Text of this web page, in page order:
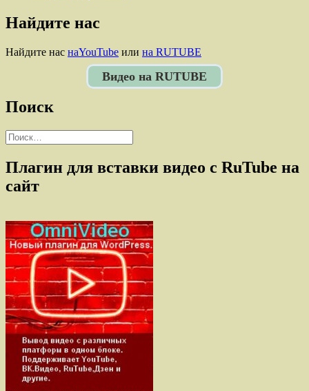
Найдите нас
Найдите нас наYouTube или на RUTUBE
Видео на RUTUBE
Поиск
Найти:
Плагин для вставки видео с RuTube на
сайт